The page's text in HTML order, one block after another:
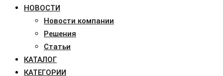
НОВОСТИ
Новости компании
Решения
Статьи
КАТАЛОГ
КАТЕГОРИИ